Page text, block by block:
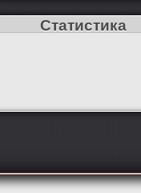
Статистика